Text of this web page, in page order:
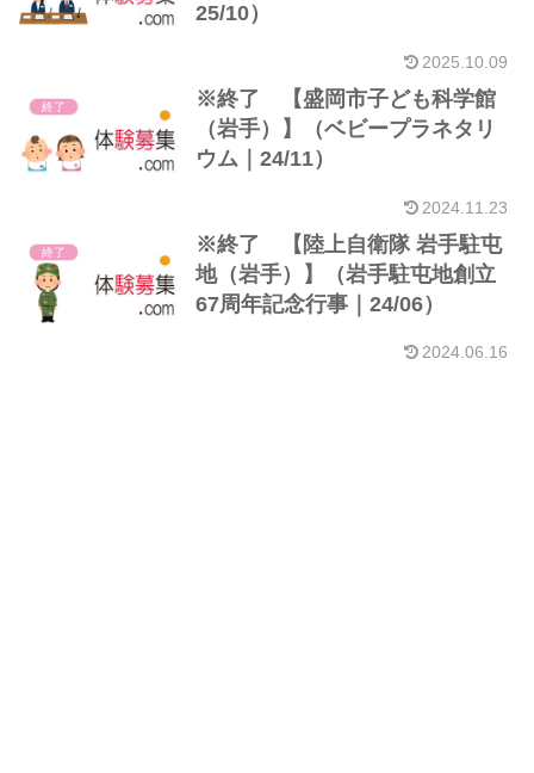
25/10）
2025.10.09
終了
※終了 【盛岡市子ども科学館
（岩手）】（ベビープラネタリ
ウム｜24/11）
2024.11.23
終了
※終了 【陸上自衛隊 岩手駐屯
地（岩手）】（岩手駐屯地創立
67周年記念行事｜24/06）
2024.06.16